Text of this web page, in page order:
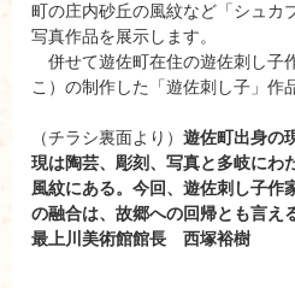
町の庄内砂丘の風紋など「シュカ
写真作品を展示します。
併せて遊佐町在住の遊佐刺し子
こ）の制作した「遊佐刺し子」作
（チラシ裏面より） 遊佐町出身の
現は陶芸、彫刻、写真と多岐にわ
風紋にある。今回、遊佐刺し子作
の融合は、故郷への回帰と
最上川美術館館長 西塚裕樹